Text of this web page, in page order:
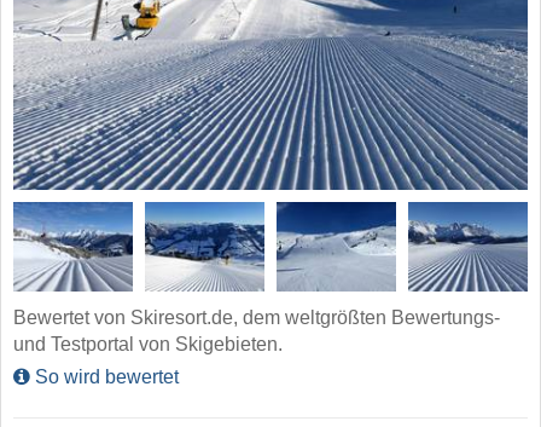
Bewertet von Skiresort.de, dem weltgrößten Bewertungs-
und Testportal von Skigebieten.
So wird bewertet